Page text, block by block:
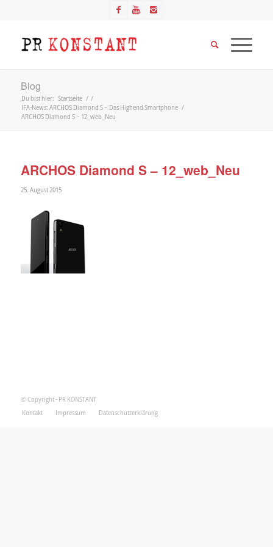
Blog
Du bist hier: Startseite / /
IFA-News: ARCHOS Diamond S – Das Highend Smartphone /
ARCHOS Diamond S – 12_web_Neu
ARCHOS Diamond S – 12_web_Neu
25. August 2015
© Copyright - PR KONSTANT
Kontakt
Impressum Datenschutzerklärung